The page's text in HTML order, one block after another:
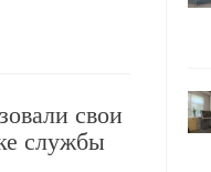
свои
службы